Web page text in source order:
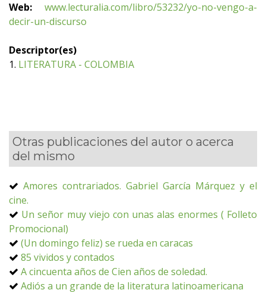
Web:
www.lecturalia.com/libro/53232/yo-no-vengo-a-
decir-un-discurso
Descriptor(es)
1. LITERATURA - COLOMBIA
Otras publicaciones del autor o acerca
del mismo
Amores contrariados. Gabriel García Márquez y el
cine.
Un señor muy viejo con unas alas enormes ( Folleto
Promocional)
(Un domingo feliz) se rueda en caracas
85 vividos y contados
A cincuenta años de Cien años de soledad.
Adiós a un grande de la literatura latinoamericana